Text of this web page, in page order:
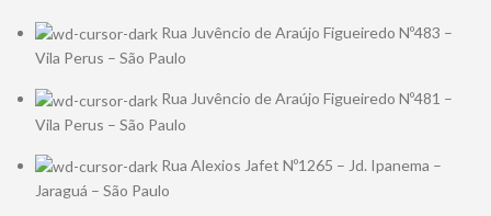
Rua Juvêncio de Araújo Figueiredo Nº483 –
Vila Perus – São Paulo
Rua Juvêncio de Araújo Figueiredo Nº481 –
Vila Perus – São Paulo
Rua Alexios Jafet Nº1265 – Jd. Ipanema –
Jaraguá – São Paulo